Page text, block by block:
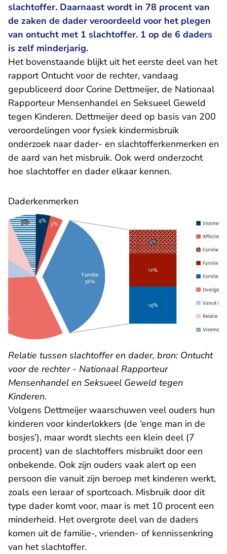
slachtoffer. Daarnaast wordt in 78 procent van
de zaken de dader veroordeeld voor het plegen
van ontucht met 1 slachtoffer. 1 op de 6 daders
is zelf minderjarig.
Het bovenstaande blijkt uit het eerste deel van het
rapport Ontucht voor de rechter, vandaag
gepubliceerd door Corine Dettmeijer, de Nationaal
Rapporteur Mensenhandel en Seksueel Geweld
tegen Kinderen. Dettmeijer deed op basis van 200
veroordelingen voor fysiek kindermisbruik
onderzoek naar dader- en slachtofferkenmerken en
de aard van het misbruik. Ook werd onderzocht
hoe slachtoffer en dader elkaar kennen.
Daderkenmerken
Relatie tussen slachtoffer en dader, bron: Ontucht
voor de rechter - Nationaal Rapporteur
Mensenhandel en Seksueel Geweld tegen
Kinderen.
Volgens Dettmeijer waarschuwen veel ouders hun
kinderen voor kinderlokkers (de ‘enge man in de
bosjes’), maar wordt slechts een klein deel (7
procent) van de slachtoffers misbruikt door een
onbekende. Ook zijn ouders vaak alert op een
persoon die vanuit zijn beroep met kinderen werkt,
zoals een leraar of sportcoach. Misbruik door dit
type dader komt voor, maar is met 10 procent een
minderheid. Het overgrote deel van de daders
komen uit de familie-, vrienden- of kennissenkring
van het slachtoffer.